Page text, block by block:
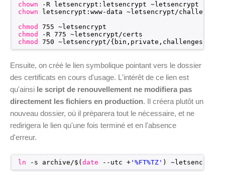
chown
-R letsencrypt:letsencrypt ~letsencrypt
chown
letsencrypt:www-data ~letsencrypt/challenges
chmod
755 ~letsencrypt
chmod
-R 775 ~letsencrypt/certs
chmod
750 ~letsencrypt/{bin,private,challenges}
Ensuite, on créé le lien symbolique pointant vers le dossier
des certificats en cours d'usage. L'intérêt de ce lien est
qu'ainsi le script de renouvellement ne modifiera pas
directement les fichiers en production. Il créera plutôt un
nouveau dossier, où il préparera tout le nécessaire, et ne
redirigera le lien qu'une fois terminé et en l'absence
d'erreur.
ln -s archive/$(date --utc + '%FT%TZ' ) ~letsencrypt